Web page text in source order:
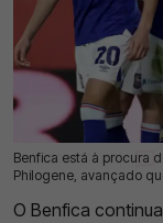
Benfica está à procura
Philogene, avançado
17 Jul 2026 | 10:20 |
O Benfica